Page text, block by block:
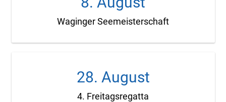
Waginger Seemeisterschaft
4. Freitagsregatta
28. August